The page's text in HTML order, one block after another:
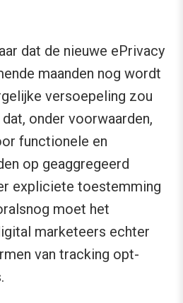
dat de nieuwe ePrivacy
maanden nog wordt
versoepeling zou
onder voorwaarden,
functionele en
op geaggregeerd
expliciete toestemming
moet het
marketeers echter
van tracking opt-